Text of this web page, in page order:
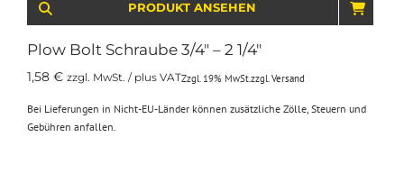
PRODUKT ANSEHEN
Plow Bolt Schraube 3/4″ – 2 1/4″
1,58 € zzgl. MwSt. / plus VATZzgl. 19% MwSt.zzgl.Versand
Bei Lieferungen in Nicht-EU-Länder können zusätzliche Zölle, Steuern und
Gebühren anfallen.